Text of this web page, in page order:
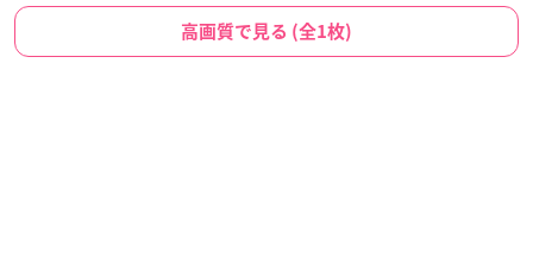
高画質で見る (全1枚)